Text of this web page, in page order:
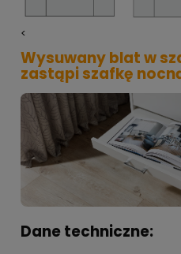
<
Wysuwany blat w
zastąpi szafkę
Dane techniczne: